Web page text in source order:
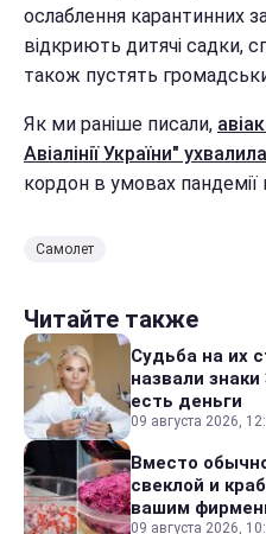
ослаблення карантинних
відкриють дитячі садки,
також пустять
Як ми раніше писали,
Авіалінії України"
кордон в умовах пандемії
Самолет
Читайте также
Судьба на их
назвали
есть деньги
09 августа 2026,
Вместо
свеклой и
вашим
09 августа 2026,